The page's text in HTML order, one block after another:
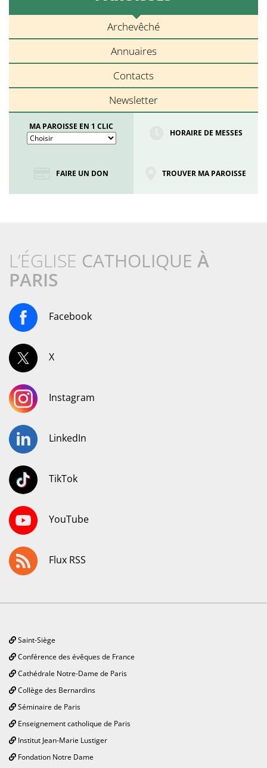
Archevêché
Annuaires
Contacts
Newsletter
MA PAROISSE EN 1 CLIC
HORAIRE DE MESSES
FAIRE UN DON TROUVER MA PAROISSE
L’ÉGLISE CATHOLIQUE À
PARIS
Facebook
X
Instagram
LinkedIn
TikTok
YouTube
Flux RSS
Saint-Siège
Conférence des évêques de France
Cathédrale Notre-Dame de Paris
Collège des Bernardins
Séminaire de Paris
Enseignement catholique de Paris
Institut Jean-Marie Lustiger
Fondation Notre Dame